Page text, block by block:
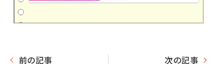
前の記事 次の記事